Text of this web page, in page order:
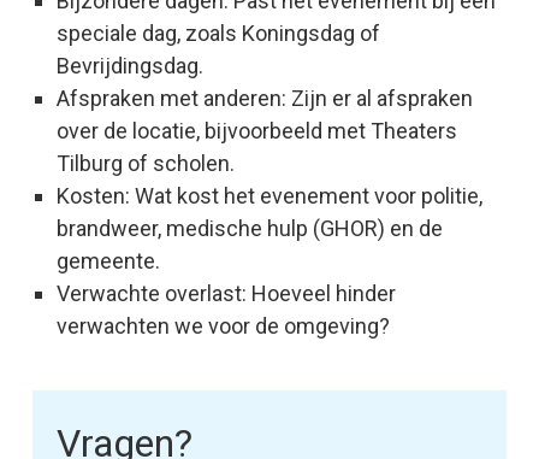
speciale dag, zoals Koningsdag of
Bevrijdingsdag.
Afspraken met anderen: Zijn er al afspraken
over de locatie, bijvoorbeeld met Theaters
Tilburg of scholen.
Kosten: Wat kost het evenement voor politie,
brandweer, medische hulp (GHOR) en de
gemeente.
Verwachte overlast: Hoeveel hinder
verwachten we voor de omgeving?
Vragen?